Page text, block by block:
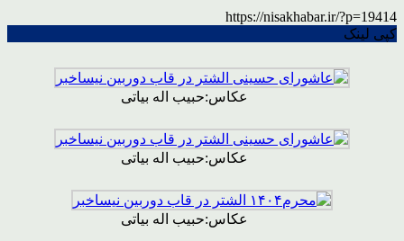
https://nisakhabar.ir/?p=19414
کپی لینک
عکاس:حبیب اله بیاتی
عکاس:حبیب اله بیاتی
عکاس:حبیب اله بیاتی